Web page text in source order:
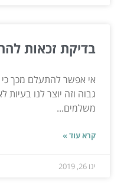
בדיקת זכאות
אי אפשר להתעלם מכך
גבוה וזה יוצר לנו
משלמים...
קרא עוד »
ינו 26, 2019